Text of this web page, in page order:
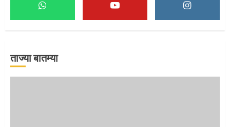
ताज्या बातम्या